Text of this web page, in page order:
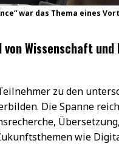
war das Thema eines
Wissenschaft
zu den
Die Spanne
wie